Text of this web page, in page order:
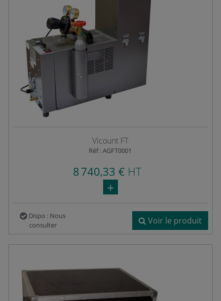
Vicount FT
Réf : AGFT0001
8 740,33 € HT
Dispo : Nous
consulter
Voir le produit